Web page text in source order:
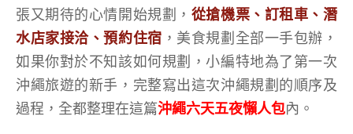
張又期待的心情開始規劃， 從搶機票、訂租車、潛
水店家接洽、預約住宿 ，美食規劃全部一手包辦，
如果你對於不知該如何規劃，小編特地為了第一次
沖繩旅遊的新手，完整寫出這次沖繩規劃的順序及
過程，全都整理在這篇沖繩六天五夜懶人包內。